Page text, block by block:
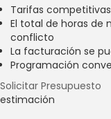
Tarifas competitivas
El total de horas de
conflicto
La facturación se
Programación
Solicitar Presupuesto
estimación